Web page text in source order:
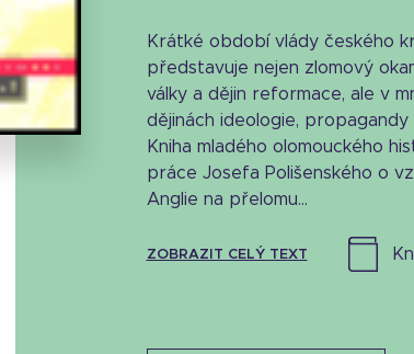
7.02 KB
Krátké období vlády českého
představuje nejen zlomový
války a dějin reformace, ale v
dějinách ideologie, propagandy
Kniha mladého olomouckého
práce Josefa Polišenského o
Anglie na přelomu...
ZOBRAZIT CELÝ TEXT